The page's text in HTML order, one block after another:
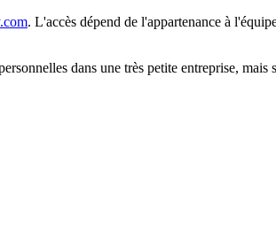
. L'accès dépend de l'appartenance à
dans une très petite entreprise, mais